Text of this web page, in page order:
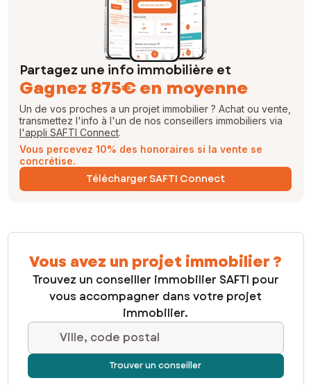
Partagez une info immobilière et
Gagnez 875€ en moyenne
Un de vos proches a un projet immobilier ? Achat ou vente,
transmettez l'info à l'un de nos conseillers immobiliers via
l'appli SAFTI Connect.
Vous percevez 10% des honoraires si la vente se
concrétise.
Télécharger SAFTI Connect
Vous avez un projet immobilier ?
Trouvez un conseiller immobilier SAFTI pour
vous accompagner dans votre projet
immobilier.
Ville, code postal
Trouver un conseiller